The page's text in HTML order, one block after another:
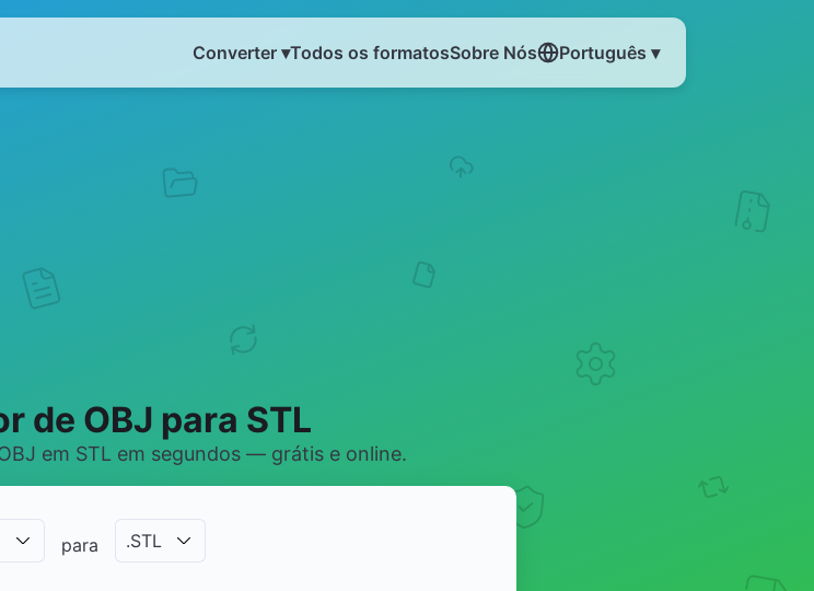
Converter ▾Todos os formatosSobre Nós Português ▾
de OBJ para STL
em STL em segundos — grátis e online.
para .STL